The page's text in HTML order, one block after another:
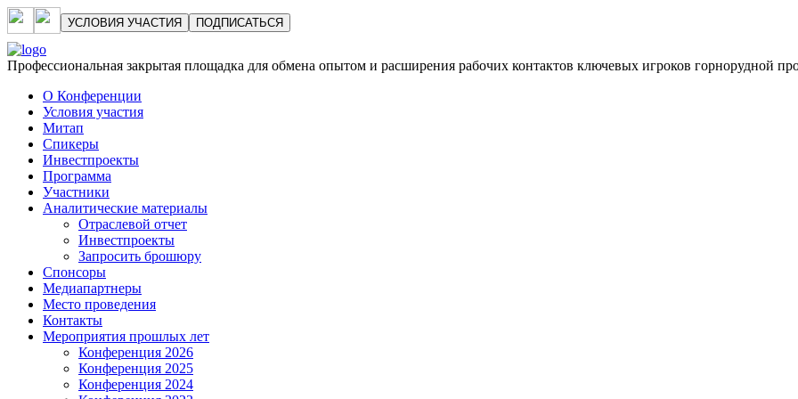
УСЛОВИЯ УЧАСТИЯ ПОДПИСАТЬСЯ
Профессиональная закрытая площадка для обмена опытом и расширения рабочих контактов ключевых игроков горнорудной
О Конференции
Условия участия
Митап
Спикеры
Инвестпроекты
Программа
Участники
Аналитические материалы
Отраслевой отчет
Инвестпроекты
Запросить брошюру
Спонсоры
Медиапартнеры
Место проведения
Контакты
Мероприятия прошлых лет
Конференция 2026
Конференция 2025
Конференция 2024